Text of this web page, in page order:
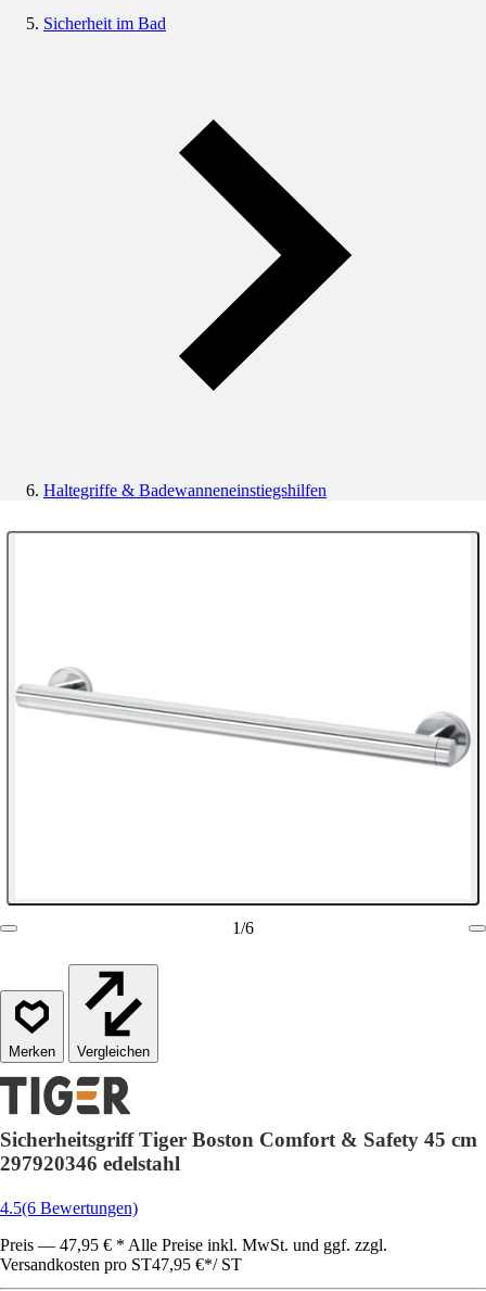
Sicherheit im Bad
Haltegriffe & Badewanneneinstiegshilfen
1/6
Vergleichen
Sicherheitsgriff Tiger Boston Comfort & Safety 45 cm
297920346 edelstahl
4.5(6 Bewertungen)
Preis — 47,95 € * Alle Preise inkl. MwSt. und ggf. zzgl.
Versandkosten pro ST47,95 €*/ ST